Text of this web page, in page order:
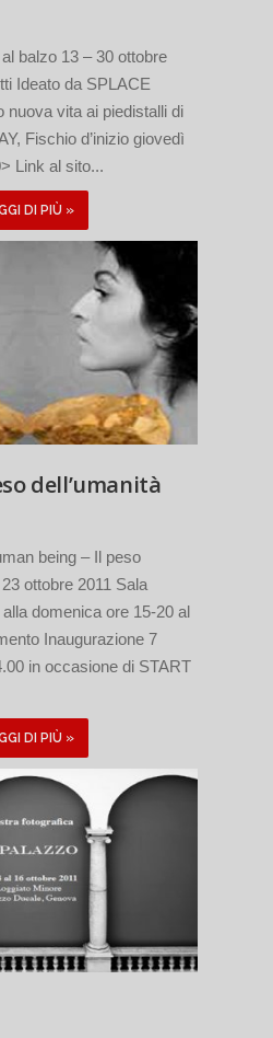
balzo 13 – 30 ottobre
Ideato da SPLACE
nuova vita ai piedistalli di
Fischio d’inizio giovedì
Link al sito...
DI PIÙ »
dell’umanità
being – Il peso
ottobre 2011 Sala
domenica ore 15-20 al
Inaugurazione 7
in occasione di START
DI PIÙ »